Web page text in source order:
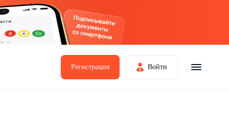
Регистрация Войти